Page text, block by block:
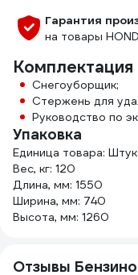
Гарантия
на товары
Комплектация
Снегоуборщик;
Стержень для
Руководство по
Упаковка
Единица товара:
Вес, кг: 120
Длина, мм: 1550
Ширина, мм: 740
Высота, мм: 1260
Отзывы